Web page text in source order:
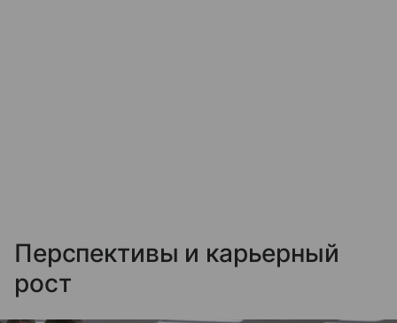
Перспективы и карьерный
рост